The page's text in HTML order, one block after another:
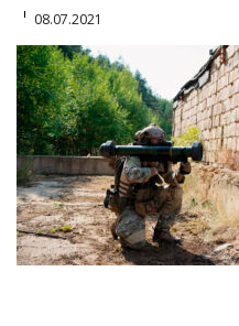
08.07.2021